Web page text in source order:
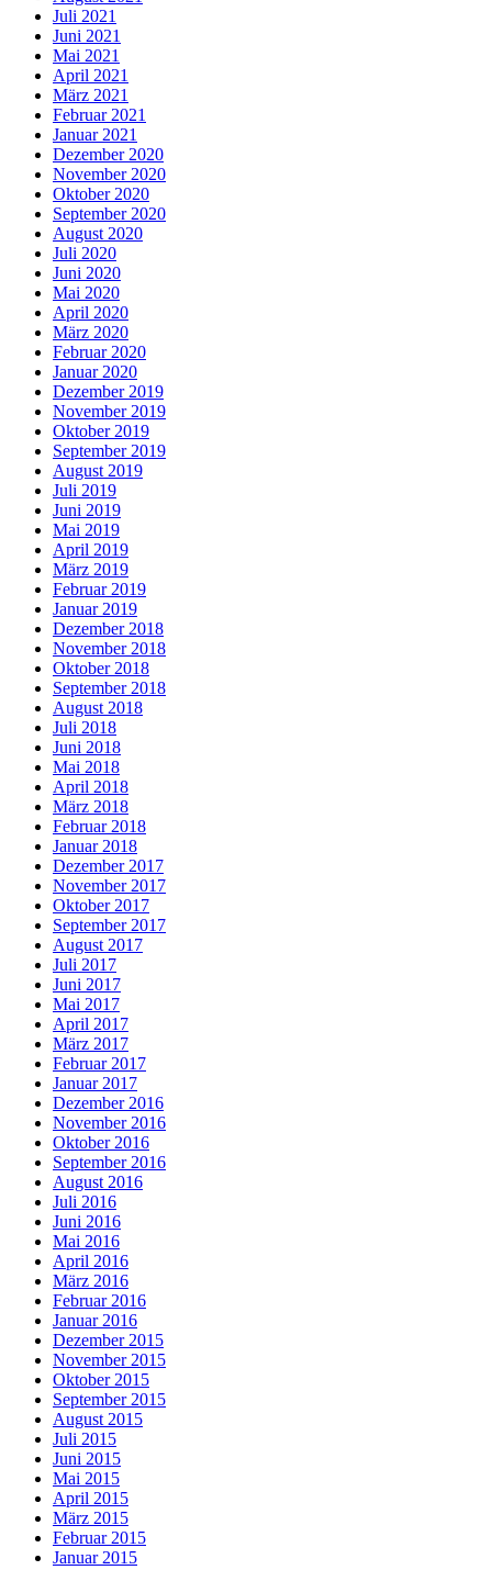
Juli 2021
Juni 2021
Mai 2021
April 2021
März 2021
Februar 2021
Januar 2021
Dezember 2020
November 2020
Oktober 2020
September 2020
August 2020
Juli 2020
Juni 2020
Mai 2020
April 2020
März 2020
Februar 2020
Januar 2020
Dezember 2019
November 2019
Oktober 2019
September 2019
August 2019
Juli 2019
Juni 2019
Mai 2019
April 2019
März 2019
Februar 2019
Januar 2019
Dezember 2018
November 2018
Oktober 2018
September 2018
August 2018
Juli 2018
Juni 2018
Mai 2018
April 2018
März 2018
Februar 2018
Januar 2018
Dezember 2017
November 2017
Oktober 2017
September 2017
August 2017
Juli 2017
Juni 2017
Mai 2017
April 2017
März 2017
Februar 2017
Januar 2017
Dezember 2016
November 2016
Oktober 2016
September 2016
August 2016
Juli 2016
Juni 2016
Mai 2016
April 2016
März 2016
Februar 2016
Januar 2016
Dezember 2015
November 2015
Oktober 2015
September 2015
August 2015
Juli 2015
Juni 2015
Mai 2015
April 2015
März 2015
Februar 2015
Januar 2015